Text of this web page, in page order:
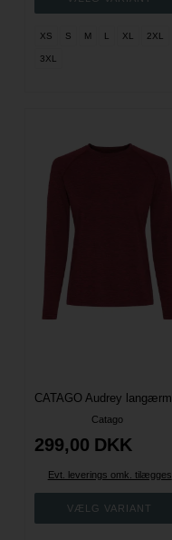
XS S M L XL 2XL
3XL
Catago
299,00 DKK
Evt. leverings omk. tilægges